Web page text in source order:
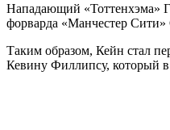
Нападающий «Тоттенхэма»
форварда «Манчестер
Таким образом, Кейн стал
Кевину Филлипсу, который в